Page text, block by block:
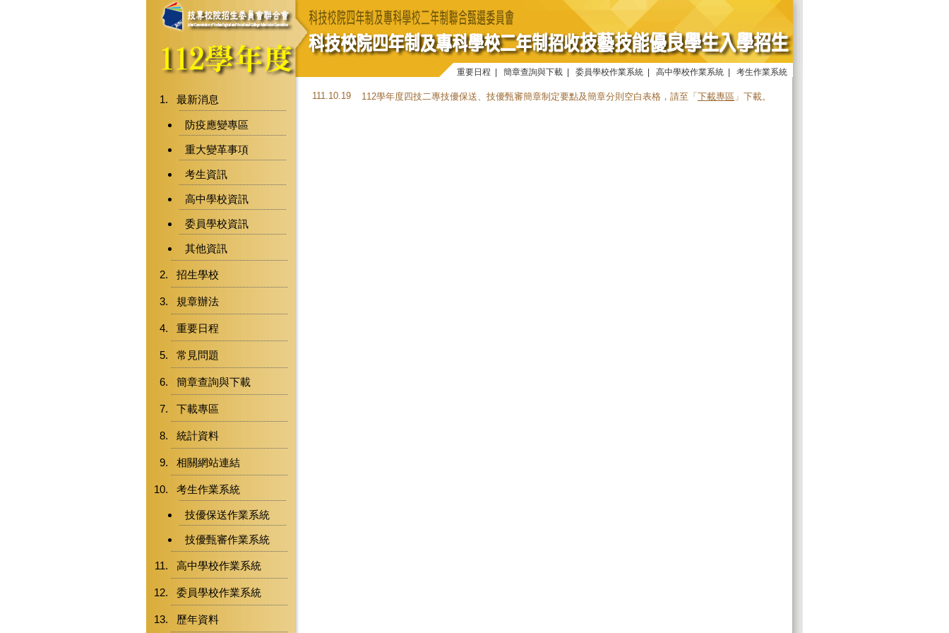
重要日程 簡章查詢與下載 委員學校作業系統 高中學校作業系統 考生作業系統
最新消息
防疫應變專區
重大變革事項
考生資訊
高中學校資訊
委員學校資訊
其他資訊
招生學校
規章辦法
重要日程
常見問題
簡章查詢與下載
下載專區
統計資料
相關網站連結
考生作業系統
技優保送作業系統
技優甄審作業系統
高中學校作業系統
委員學校作業系統
歷年資料
111.10.19 112學年度四技二專技優保送、技優甄審簡章制定要點及簡章分則空白表格，請至「 下載專區 」下載。